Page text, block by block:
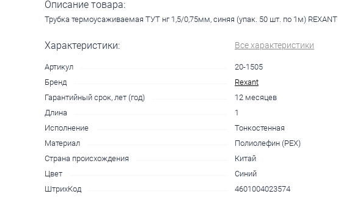
Описание товара:
Трубка термоусаживаемая ТУТ нг 1,5/0,75мм, синяя (упак. 50 шт. по 1м) REXANT
Характеристики: Все характеристики
Артикул
20-1505
Бренд
Rexant
Гарантийный срок, лет (год)
12 месяцев
Длина
1
Исполнение
Тонкостенная
Материал
Полиолефин (PEX)
Страна происхождения
Китай
Цвет
Синий
ШтрихКод
4601004023574